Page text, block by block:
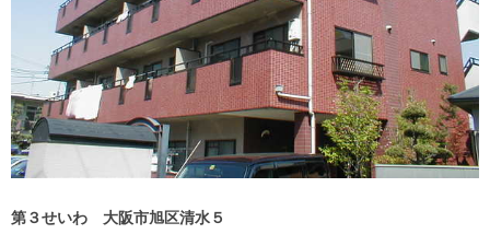
第３せいわ 大阪市旭区清水５